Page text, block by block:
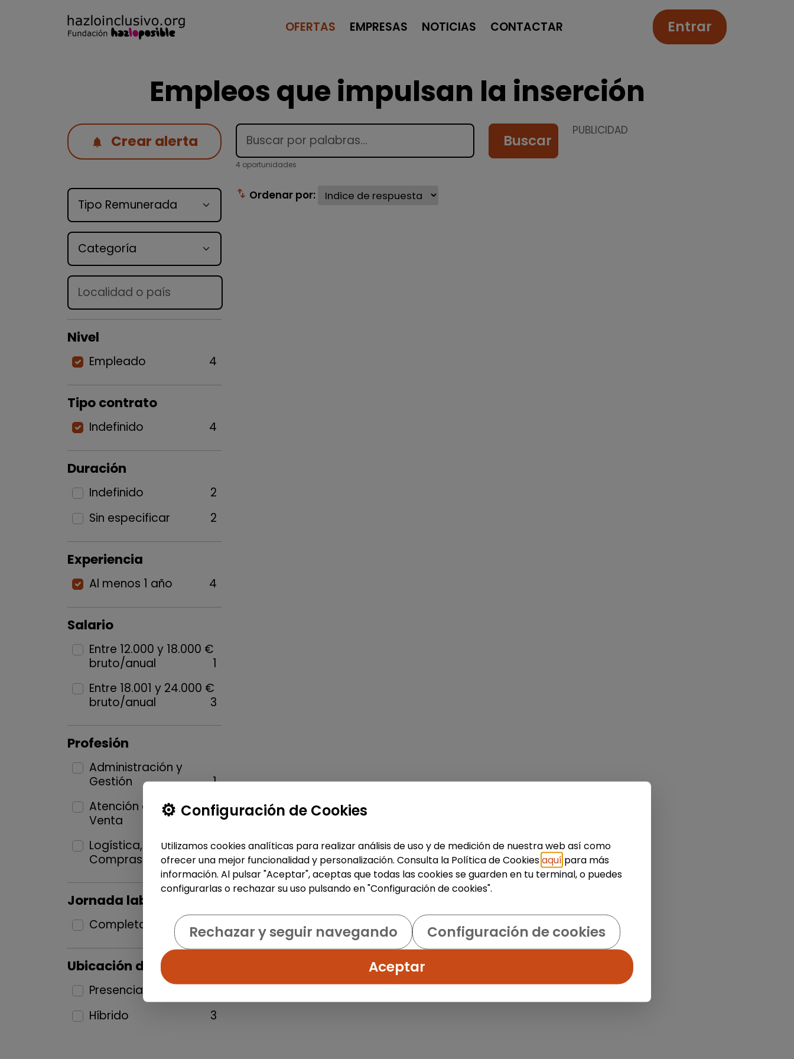
OFERTAS EMPRESAS NOTICIAS CONTACTAR Entrar
Empleos que impulsan la inserción
Crear alerta
Tipo de oferta
Categoría
Lugar
Nivel
Empleado 4
Tipo contrato
Indefinido 4
Duración
Indefinido
2
Sin especificar
2
Experiencia
Al menos 1 año 4
Salario
Entre 12.000 y 18.000 €
bruto/anual
1
Entre 18.001 y 24.000 €
bruto/anual
3
Profesión
Administración y
Gestión
1
Atención al Cliente y
Venta
2
Logística, Almacén y
Compras
1
Jornada laboral
Completa 4
Ubicación del puesto
Presencial
Híbrido
3
4 oportunidades
Buscar
swap_vert Ordenar por:
PUBLICIDAD
Configuración de Cookies
Utilizamos cookies analíticas para realizar análisis de uso y de medición de nuestra web así como
ofrecer una mejor funcionalidad y personalización. Consulta la Política de Cookiesaquí para más
información. Al pulsar "Aceptar", aceptas que todas las cookies se guarden en tu terminal, o puedes
configurarlas o rechazar su uso pulsando en "Configuración de cookies".
Rechazar y seguir navegando
Configuración de cookies
Aceptar